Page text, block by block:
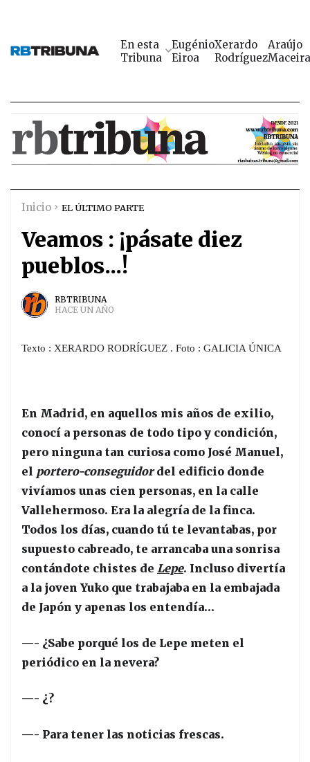
En esta
Tribuna
Eugénio
Eiroa
Xerardo
Rodríguez
Araújo
Maceira
Inicio EL ÚLTIMO PARTE
Veamos : ¡pásate diez
pueblos...!
RBTRIBUNA
HACE UN AÑO
Texto : XERARDO RODRÍGUEZ . Foto : GALICIA ÚNICA
En Madrid, en aquellos mis años de exilio,
conocí a personas de todo tipo y condición,
pero ninguna tan curiosa como José Manuel,
el portero-conseguidordel edificio donde
vivíamos unas cien personas, en la calle
Vallehermoso. Era la alegría de la finca.
Todos los días, cuando tú te levantabas, por
supuesto cabreado, te arrancaba una sonrisa
contándote chistes de Lepe. Incluso divertía
a la joven Yuko que trabajaba en la embajada
de Japón y apenas los entendía…
—- ¿Sabe porqué los de Lepe meten el
periódico en la nevera?
—- ¿?
—- Para tener las noticias frescas.